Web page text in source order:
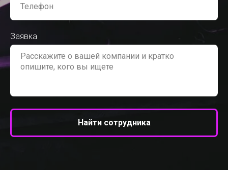
Заявка
Найти сотрудника